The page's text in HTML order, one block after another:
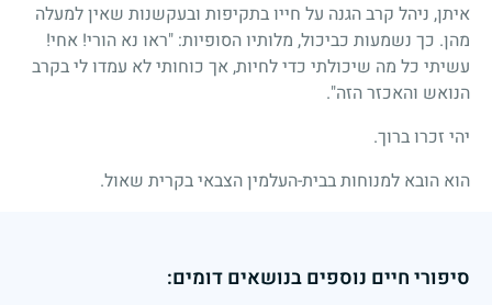
איתן, ניהל קרב הגנה על חייו בתקיפות ובעקשנות שאין למעלה
מהן. כך נשמעות כביכול, מלותיו הסופיות: "ראו נא הורי! אחי!
עשיתי כל מה שיכולתי כדי לחיות, אך כוחותי לא עמדו לי בקרב
הנואש והאכזר הזה".
יהי זכרו ברוך.
הוא הובא למנוחות בבית-העלמין הצבאי בקרית שאול.
סיפורי חיים נוספים בנושאים דומים: